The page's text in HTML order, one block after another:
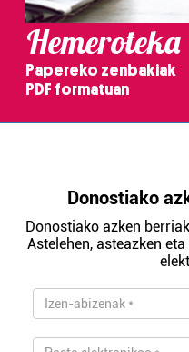
Hemeroteka
Papereko zenbakiak
PDF formatuan
Donostiako
Donostiako azken
Astelehen, asteazken